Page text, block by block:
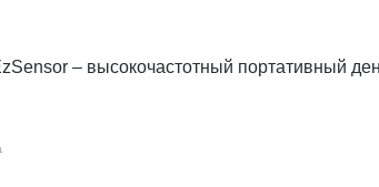
– высокочастотный портативный